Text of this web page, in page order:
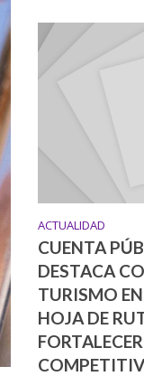
ACTUALIDAD
CUENTA
DESTACA
TURISMO
HOJA DE